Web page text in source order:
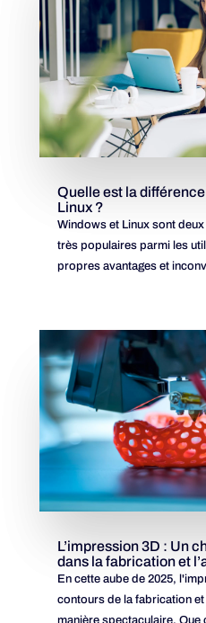
Quelle est la
Linux ?
Windows et Linux sont
très populaires parmi les
propres avantages et
L’impression 3D : Un
dans la fabrication et
En cette aube de 2025,
contours de la fabrication